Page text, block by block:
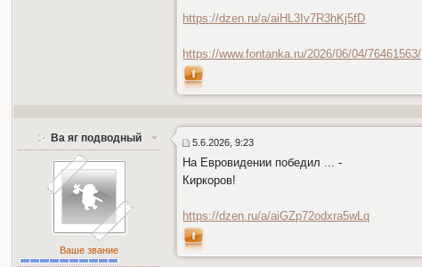
https://dzen.ru/a/aiHL3Iv7R3hKj5fD
https://www.fontanka.ru/2026/06/04/76461563/
Ва яг подводный
Ваше звание
5.6.2026, 9:23
На Евровидении победил ... -
Киркоров!
https://dzen.ru/a/aiGZp72odxra5wLq